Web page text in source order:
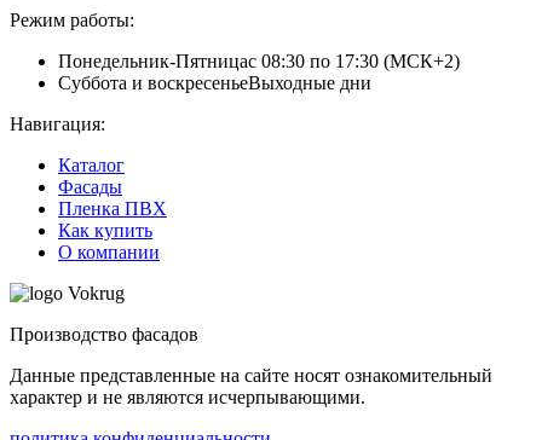
Режим работы:
Понедельник-Пятницас 08:30 по 17:30 (МСК+2)
Суббота и воскресеньеВыходные дни
Навигация:
Каталог
Фасады
Пленка ПВХ
Как купить
О компании
Производство фасадов
Данные представленные на сайте носят ознакомительный
характер и не являются исчерпывающими.